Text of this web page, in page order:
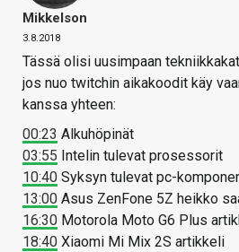
Mikkelson
3.8.2018
Tässä olisi uusimpaan
jos nuo twitchin aikakoodit käy
kanssa yhteen:
00:23 Alkuhöpinät
03:55 Intelin tulevat prosessorit
10:40 Syksyn tulevat pc-
13:00 Asus ZenFone 5Z heikko
16:30 Motorola Moto G6 Plus
18:40 Xiaomi Mi Mix 2S artikkeli